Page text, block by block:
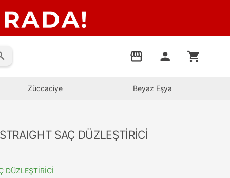
storefront person shopping_cart
Züccaciye Beyaz Eşya
SAÇ DÜZLEŞTİRİCİ
DÜZLEŞTİRİCİ